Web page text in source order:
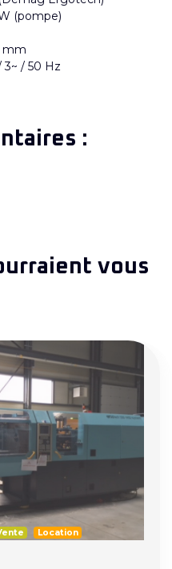
(pompe)
mm
/ 50 Hz
:
vous
Location